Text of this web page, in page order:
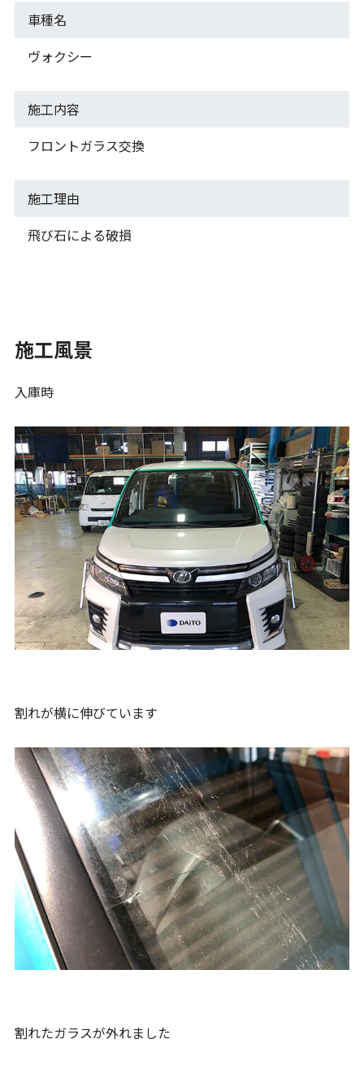
車種名
ヴォクシー
施工内容
フロントガラス交換
施工理由
飛び石による破損
施工風景
入庫時
割れが横に伸びています
割れたガラスが外れました